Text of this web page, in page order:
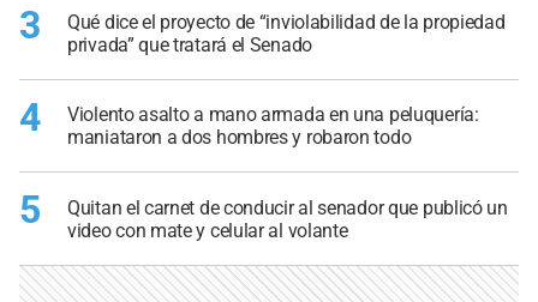
3
Qué dice el proyecto de “inviolabilidad de la propiedad
privada” que tratará el Senado
4
Violento asalto a mano armada en una peluquería:
maniataron a dos hombres y robaron todo
5
Quitan el carnet de conducir al senador que publicó un
video con mate y celular al volante